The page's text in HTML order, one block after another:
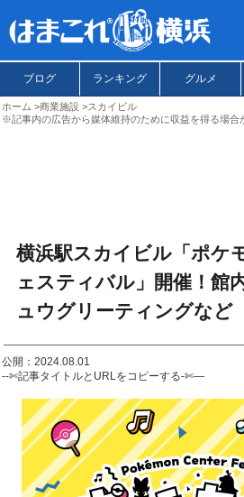
ブログ ランキング グルメ
ホーム 商業施設
スカイビル
※記事内の広告から媒体維持のために収益を得る場合
横浜駅スカイビル「ポケ
ェスティバル」開催！館
ュウグリーティングなど
公開：2024.08.01
--✄記事タイトルとURLをコピーする-✄—